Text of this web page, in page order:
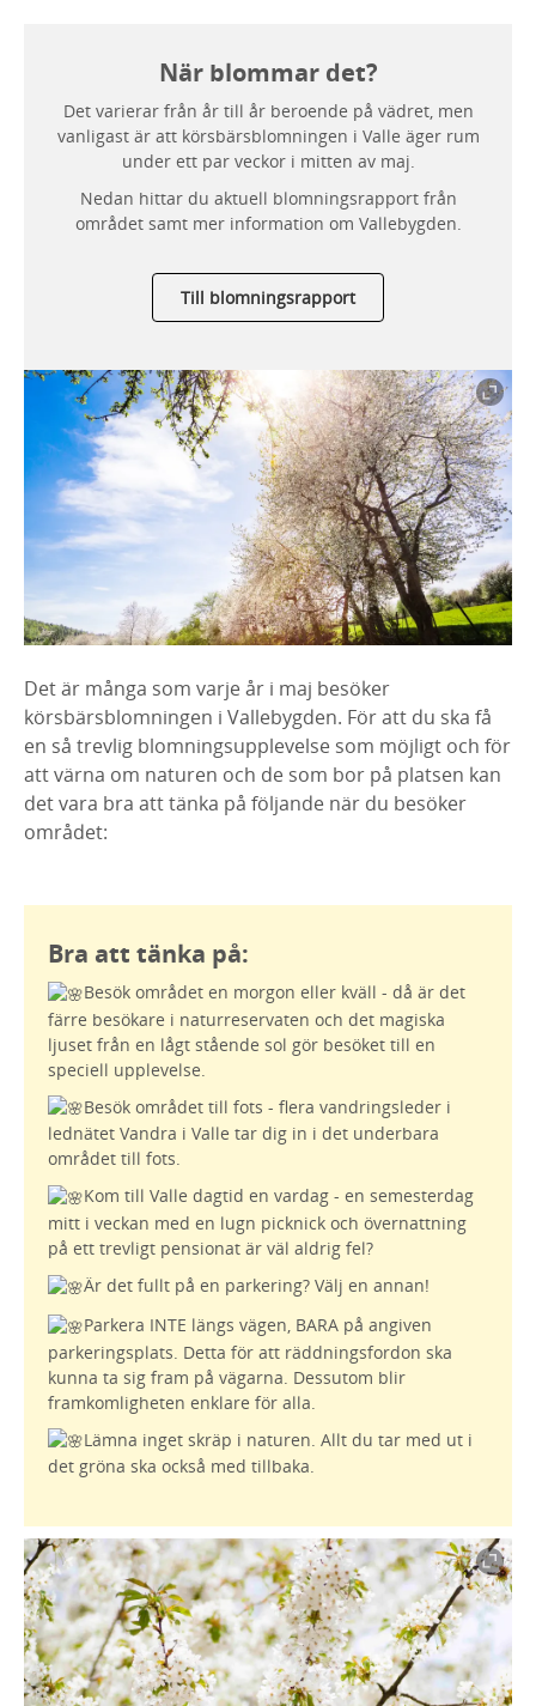
När blommar det?
Det varierar från år till år beroende på vädret, men
vanligast är att körsbärsblomningen i Valle äger rum
under ett par veckor i mitten av maj.
Nedan hittar du aktuell blomningsrapport från
området samt mer information om Vallebygden.
Till blomningsrapport
Det är många som varje år i maj besöker
körsbärsblomningen i Vallebygden. För att du ska få
en så trevlig blomningsupplevelse som möjligt och för
att värna om naturen och de som bor på platsen kan
det vara bra att tänka på följande när du besöker
området:
Bra att tänka på:
Besök området en morgon eller kväll - då är det
färre besökare i naturreservaten och det magiska
ljuset från en lågt stående sol gör besöket till en
speciell upplevelse.
Besök området till fots - flera vandringsleder i
lednätet Vandra i Valle tar dig in i det underbara
området till fots.
Kom till Valle dagtid en vardag - en semesterdag
mitt i veckan med en lugn picknick och övernattning
på ett trevligt pensionat är väl aldrig fel?
Är det fullt på en parkering? Välj en annan!
Parkera INTE längs vägen, BARA på angiven
parkeringsplats. Detta för att räddningsfordon ska
kunna ta sig fram på vägarna. Dessutom blir
framkomligheten enklare för alla.
Lämna inget skräp i naturen. Allt du tar med ut i
det gröna ska också med tillbaka.